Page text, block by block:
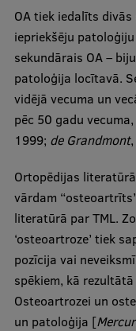
Studiju un vides
Dati par 2025.
Suvenīri un
Ētikas un
Atvērtā
Sagatavošanas
Profesionālās
OA tiek iedalīts
iepriekšēju
sekundārais OA –
patoloģija locītavā.
vidējā vecuma un
pēc 50 gadu
1999; de Grandmont
Ortopēdijas
vārdam
literatūrā par TML.
‘osteoartroze’ tiek
pozīcija vai
spēkiem, kā
Osteoartrozei un
un patoloģija [